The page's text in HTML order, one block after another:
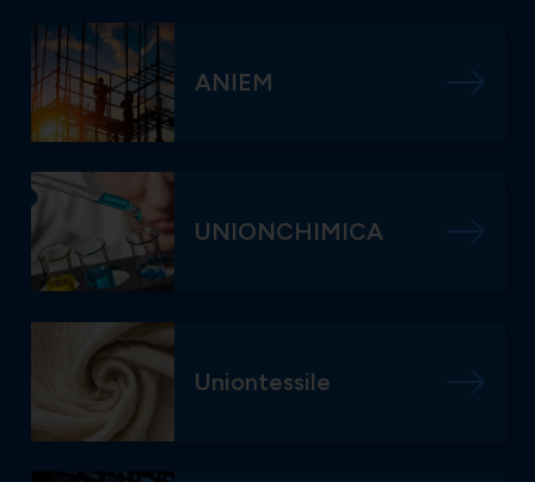
ANIEM
UNIONCHIMICA
Uniontessile